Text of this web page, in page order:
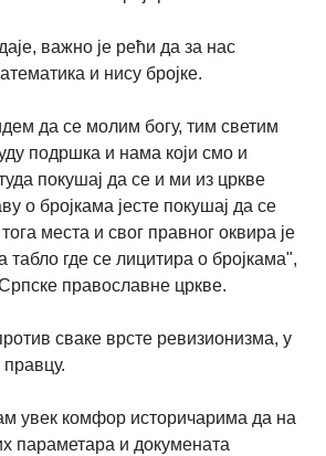
важно је рећи да за нас
и нису бројке.
да се молим богу, тим светим
подршка и нама који смо и
покушај да се и ми из цркве
о бројкама јесте покушај да се
места и свог правног оквира је
табло где се лицитира о бројкама",
православне цркве.
сваке врсте ревизионизма, у
увек комфор историчарима да на
параметара и докумената